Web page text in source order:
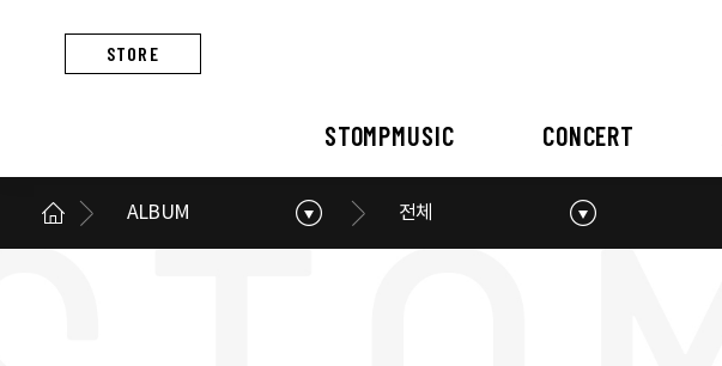
STORE
STOMPMUSIC CONCERT
ALBUM 전체